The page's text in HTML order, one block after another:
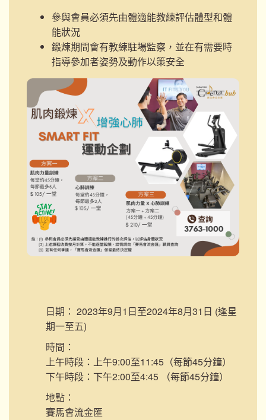
參與會員必須先由體適能教練評估體型和體
能狀況
鍛煉期間會有教練駐場監察，並在有需要時
指導參加者姿勢及動作以策安全
日期： 2023年9月1日至2024年8月31日 (逢星
期一至五)
時間：
上午時段：上午9:00至11:45（每節45分鐘）
下午時段：下午2:00至4:45 （每節45分鐘）
地點：
賽馬會流金匯